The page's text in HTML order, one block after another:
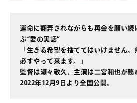
運命に翻弄されながらも再会を願い続
ぶ“愛の実話”
「生きる希望を捨ててはいけません
必ずやって来ます。」
監督は瀬々敬久、主演は二宮和也が務
2022年12月9日より全国公開。